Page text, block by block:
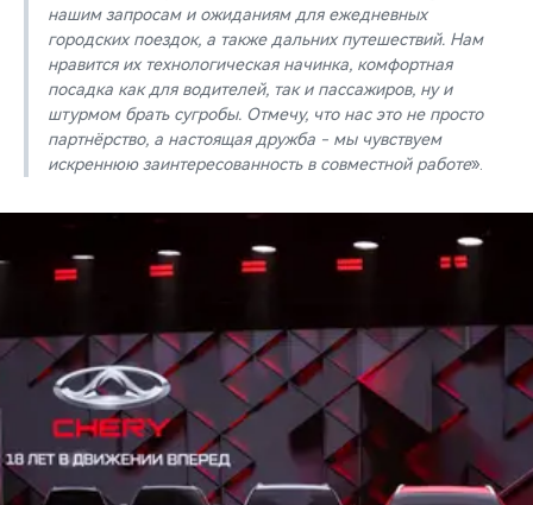
нашим запросам и ожиданиям для ежедневных
городских поездок, а также дальних путешествий. Нам
нравится их технологическая начинка, комфортная
посадка как для водителей, так и пассажиров, ну и
штурмом брать сугробы. Отмечу, что нас это не просто
партнёрство, а настоящая дружба - мы чувствуем
искреннюю заинтересованность в совместной работе».